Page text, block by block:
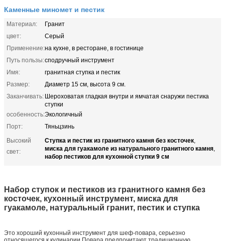
Каменные миномет и пестик
Материал:
Гранит
цвет:
Серый
Применение:на кухне, в ресторане, в гостинице
Путь пользы:сподручный инструмент
Имя:
гранитная ступка и пестик
Размер:
Диаметр 15 см, высота 9 см.
Заканчивать: Шероховатая гладкая внутри и ямчатая снаружи пестика
ступки
особенность:Экологичный
Порт:
Тяньцзинь
Высокий
свет:
Ступка и пестик из гранитного камня без косточек,
миска для гуакамоле из натурального гранитного камня,
набор пестиков для кухонной ступки 9 см
Набор ступок и пестиков из гранитного камня без
косточек, кухонный инструмент, миска для
гуакамоле, натуральный гранит, пестик и ступка
Это хороший кухонный инструмент для шеф-повара, серьезно